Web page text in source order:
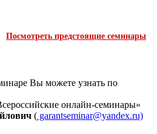
Посмотреть предстоящие семинары
Вы можете узнать по
онлайн-семинары»
( garantseminar@yandex.ru)